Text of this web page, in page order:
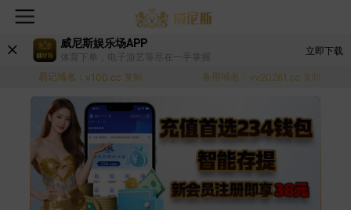
威尼斯娱乐场APP
体育下单，电子游艺等尽在一手掌握
立即下载
易记域名： v100.cc 复制 备用域名： vv20261.cc 复制